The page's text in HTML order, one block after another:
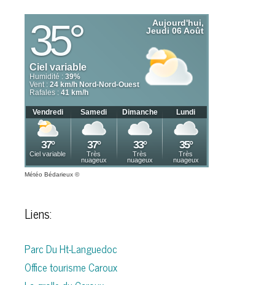
Météo Bédarieux ©
Liens:
Parc Du Ht-Languedoc
Office tourisme Caroux